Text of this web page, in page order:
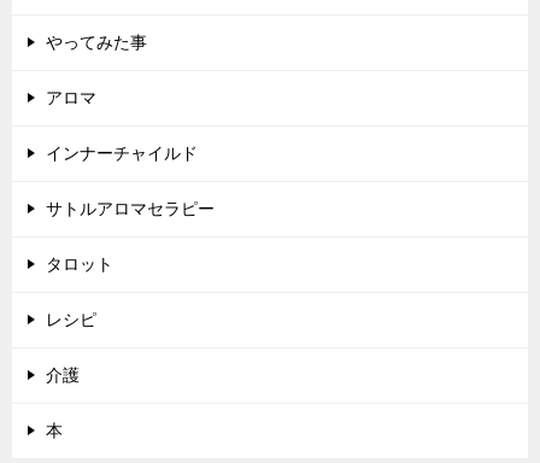
やってみた事
アロマ
インナーチャイルド
サトルアロマセラピー
タロット
レシピ
介護
本